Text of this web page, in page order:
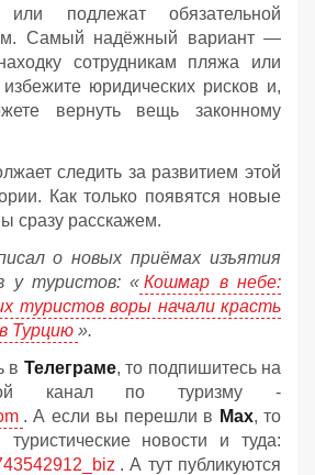
или подлежат обязательной
Самый надёжный вариант —
сотрудникам пляжа или
юридических рисков и,
вернуть вещь законному
следить за развитием этой
Как только появятся новые
сразу расскажем.
о новых приёмах изъятия
у туристов: « Кошмар в небе:
туристов воры начали красть
Турцию ».
в Телеграме, то подпишитесь на
канал по туризму -
. А если вы перешли в Мах, то
новости и туда:
. А тут публикуются